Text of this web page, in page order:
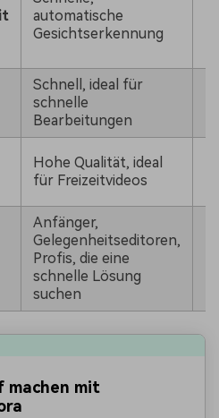
automatische
Gesichtserkennung
Schnell, ideal für
schnelle
Bearbeitungen
Hohe Qualität, ideal
für Freizeitvideos
Anfänger,
Gelegenheitseditoren,
Profis, die eine
schnelle Lösung
suchen
machen mit